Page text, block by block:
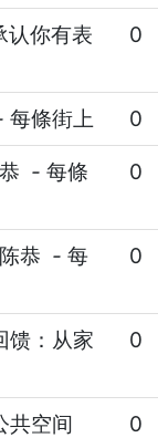
认你有表
0
每條街上 0
- 每條
0
恭 - 每
0
馈：从家
0
共空间
0